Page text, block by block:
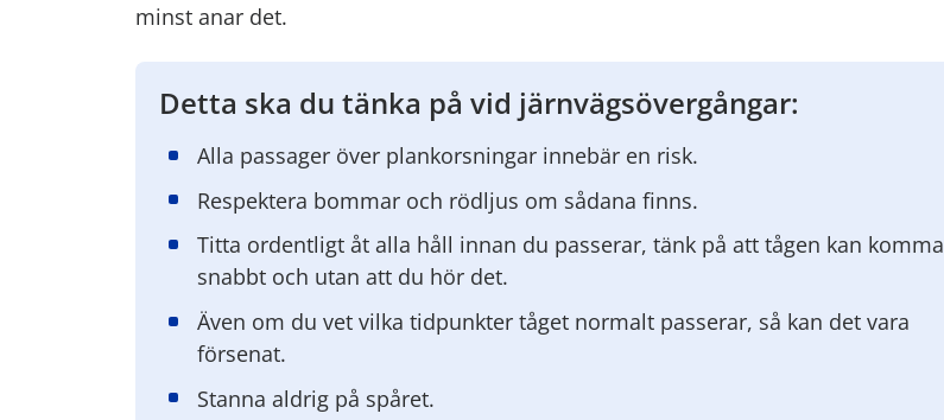
minst anar det.
Detta ska du tänka på vid järnvägsövergångar:
Alla passager över plankorsningar innebär en risk.
Respektera bommar och rödljus om sådana finns.
Titta ordentligt åt alla håll innan du passerar, tänk på att tågen kan komma
snabbt och utan att du hör det.
Även om du vet vilka tidpunkter tåget normalt passerar, så kan det vara
försenat.
Stanna aldrig på spåret.